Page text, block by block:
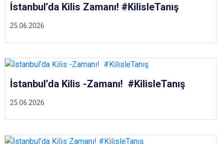
25.06.2026
İstanbul’da Kilis Zamanı! #KilisleTanış
25.06.2026
İstanbul’da Kilis -Zamanı! #KilisleTanış